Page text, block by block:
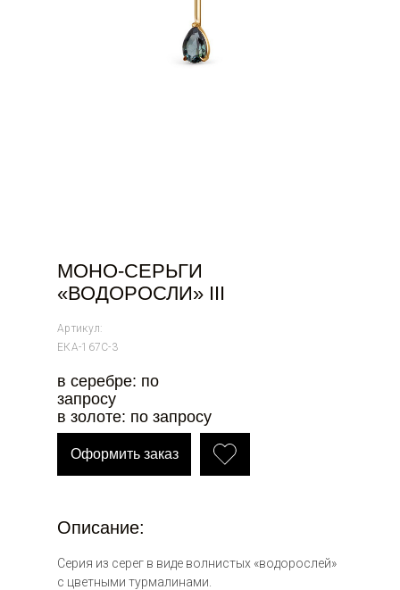
Артикул:
ЕКА-167С-3
Серия из серег в виде волнистых «водорослей»
с цветными турмалинами.
Описание:
Оформить заказ
в серебре: по
запросу
в золоте: по запросу
МОНО-СЕРЬГИ
«ВОДОРОСЛИ» III